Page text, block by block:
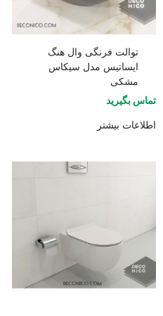
توالت فرنگی وال هنگ
ایساتیس مدل سیکاس
مشکی
تماس بگیرید
اطلاعات بیشتر